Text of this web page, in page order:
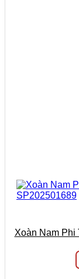
Xoàn Nam Phi